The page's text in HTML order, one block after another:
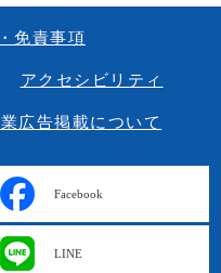
免責事項
アクセシビリティ
広告掲載について
Facebook
LINE